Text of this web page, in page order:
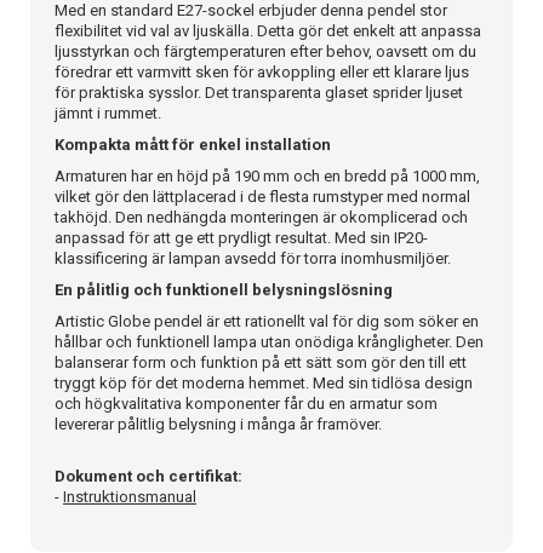
Med en standard E27-sockel erbjuder denna pendel stor
flexibilitet vid val av ljuskälla. Detta gör det enkelt att anpassa
ljusstyrkan och färgtemperaturen efter behov, oavsett om du
föredrar ett varmvitt sken för avkoppling eller ett klarare ljus
för praktiska sysslor. Det transparenta glaset sprider ljuset
jämnt i rummet.
Kompakta mått för enkel installation
Armaturen har en höjd på 190 mm och en bredd på 1000 mm,
vilket gör den lättplacerad i de flesta rumstyper med normal
takhöjd. Den nedhängda monteringen är okomplicerad och
anpassad för att ge ett prydligt resultat. Med sin IP20-
klassificering är lampan avsedd för torra inomhusmiljöer.
En pålitlig och funktionell belysningslösning
Artistic Globe pendel är ett rationellt val för dig som söker en
hållbar och funktionell lampa utan onödiga krångligheter. Den
balanserar form och funktion på ett sätt som gör den till ett
tryggt köp för det moderna hemmet. Med sin tidlösa design
och högkvalitativa komponenter får du en armatur som
levererar pålitlig belysning i många år framöver.
Dokument och certifikat:
- Instruktionsmanual